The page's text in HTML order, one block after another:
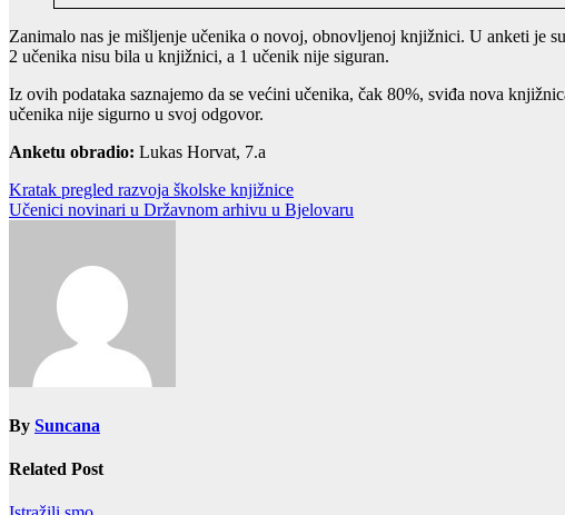
Zanimalo nas je mišljenje učenika o novoj, obnovljenoj knjižnici. U anketi je
2 učenika nisu bila u knjižnici, a 1 učenik nije siguran.
Iz ovih podataka saznajemo da se većini učenika, čak 80%, sviđa nova
učenika nije sigurno u svoj odgovor.
Anketu obradio: Lukas Horvat, 7.a
Navigacija
objava
Kratak pregled razvoja školske knjižnice
Učenici novinari u Državnom arhivu u Bjelovaru
By Suncana
Related Post